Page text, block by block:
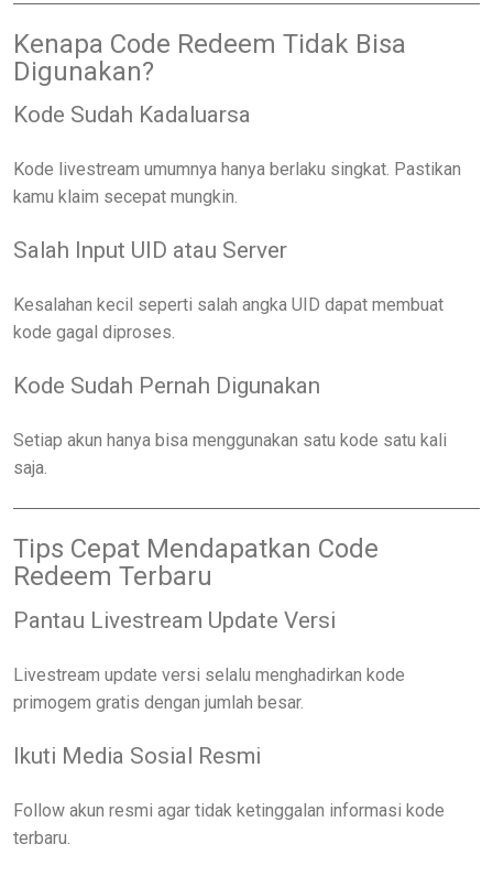
Kenapa Code Redeem Tidak Bisa
Digunakan?
Kode Sudah Kadaluarsa
Kode livestream umumnya hanya berlaku singkat. Pastikan
kamu klaim secepat mungkin.
Salah Input UID atau Server
Kesalahan kecil seperti salah angka UID dapat membuat
kode gagal diproses.
Kode Sudah Pernah Digunakan
Setiap akun hanya bisa menggunakan satu kode satu kali
saja.
Tips Cepat Mendapatkan Code
Redeem Terbaru
Pantau Livestream Update Versi
Livestream update versi selalu menghadirkan kode
primogem gratis dengan jumlah besar.
Ikuti Media Sosial Resmi
Follow akun resmi agar tidak ketinggalan informasi kode
terbaru.